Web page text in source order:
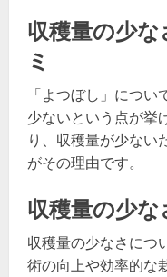
収穫量の少
ミ
「よつぼし」につ
少ないという点が挙
り、収穫量が少ない
がその理由です。
収穫量の少
収穫量の少なさにつ
術の向上や効率的な